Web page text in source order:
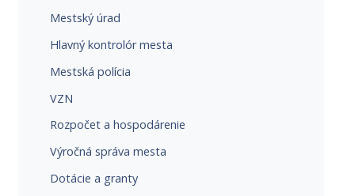
Mestský úrad
Hlavný kontrolór mesta
Mestská polícia
VZN
Rozpočet a hospodárenie
Výročná správa mesta
Dotácie a granty